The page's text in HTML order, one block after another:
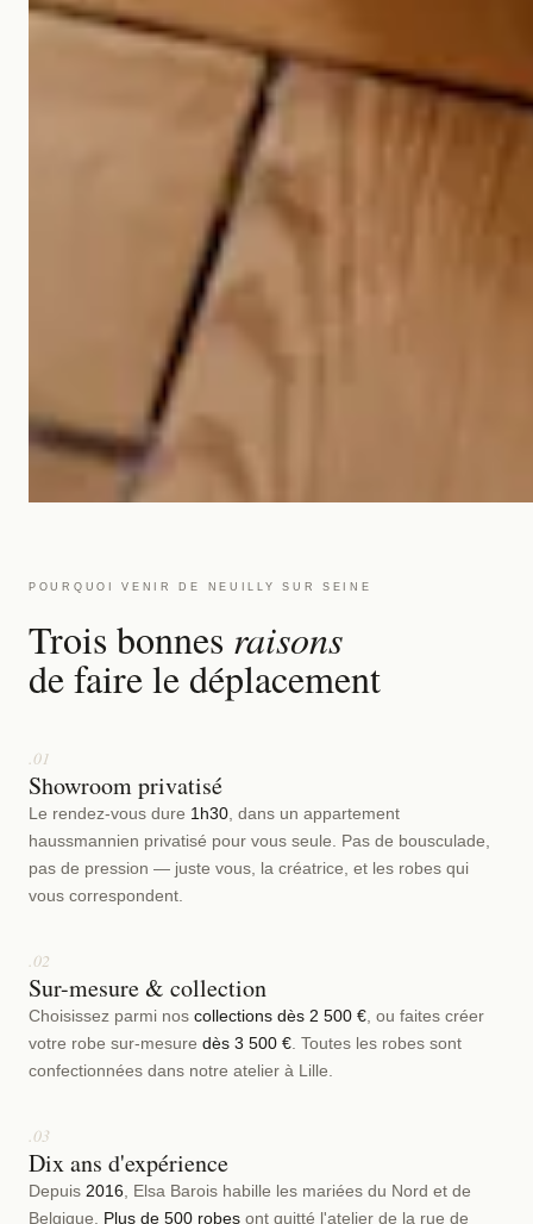
POURQUOI VENIR DE NEUILLY SUR SEINE
Trois bonnes raisons
de faire le déplacement
.01
Showroom privatisé
Le rendez-vous dure 1h30 , dans un appartement
haussmannien privatisé pour vous seule. Pas de bousculade,
pas de pression — juste vous, la créatrice, et les robes qui
vous correspondent.
.02
Sur-mesure & collection
Choisissez parmi nos collections dès 2 500 € , ou faites créer
votre robe sur-mesure dès 3 500 € . Toutes les robes sont
confectionnées dans notre atelier à Lille.
.03
Dix ans d'expérience
Depuis 2016 , Elsa Barois habille les mariées du Nord et de
Belgique. Plus de 500 robes ont quitté l'atelier de la rue de